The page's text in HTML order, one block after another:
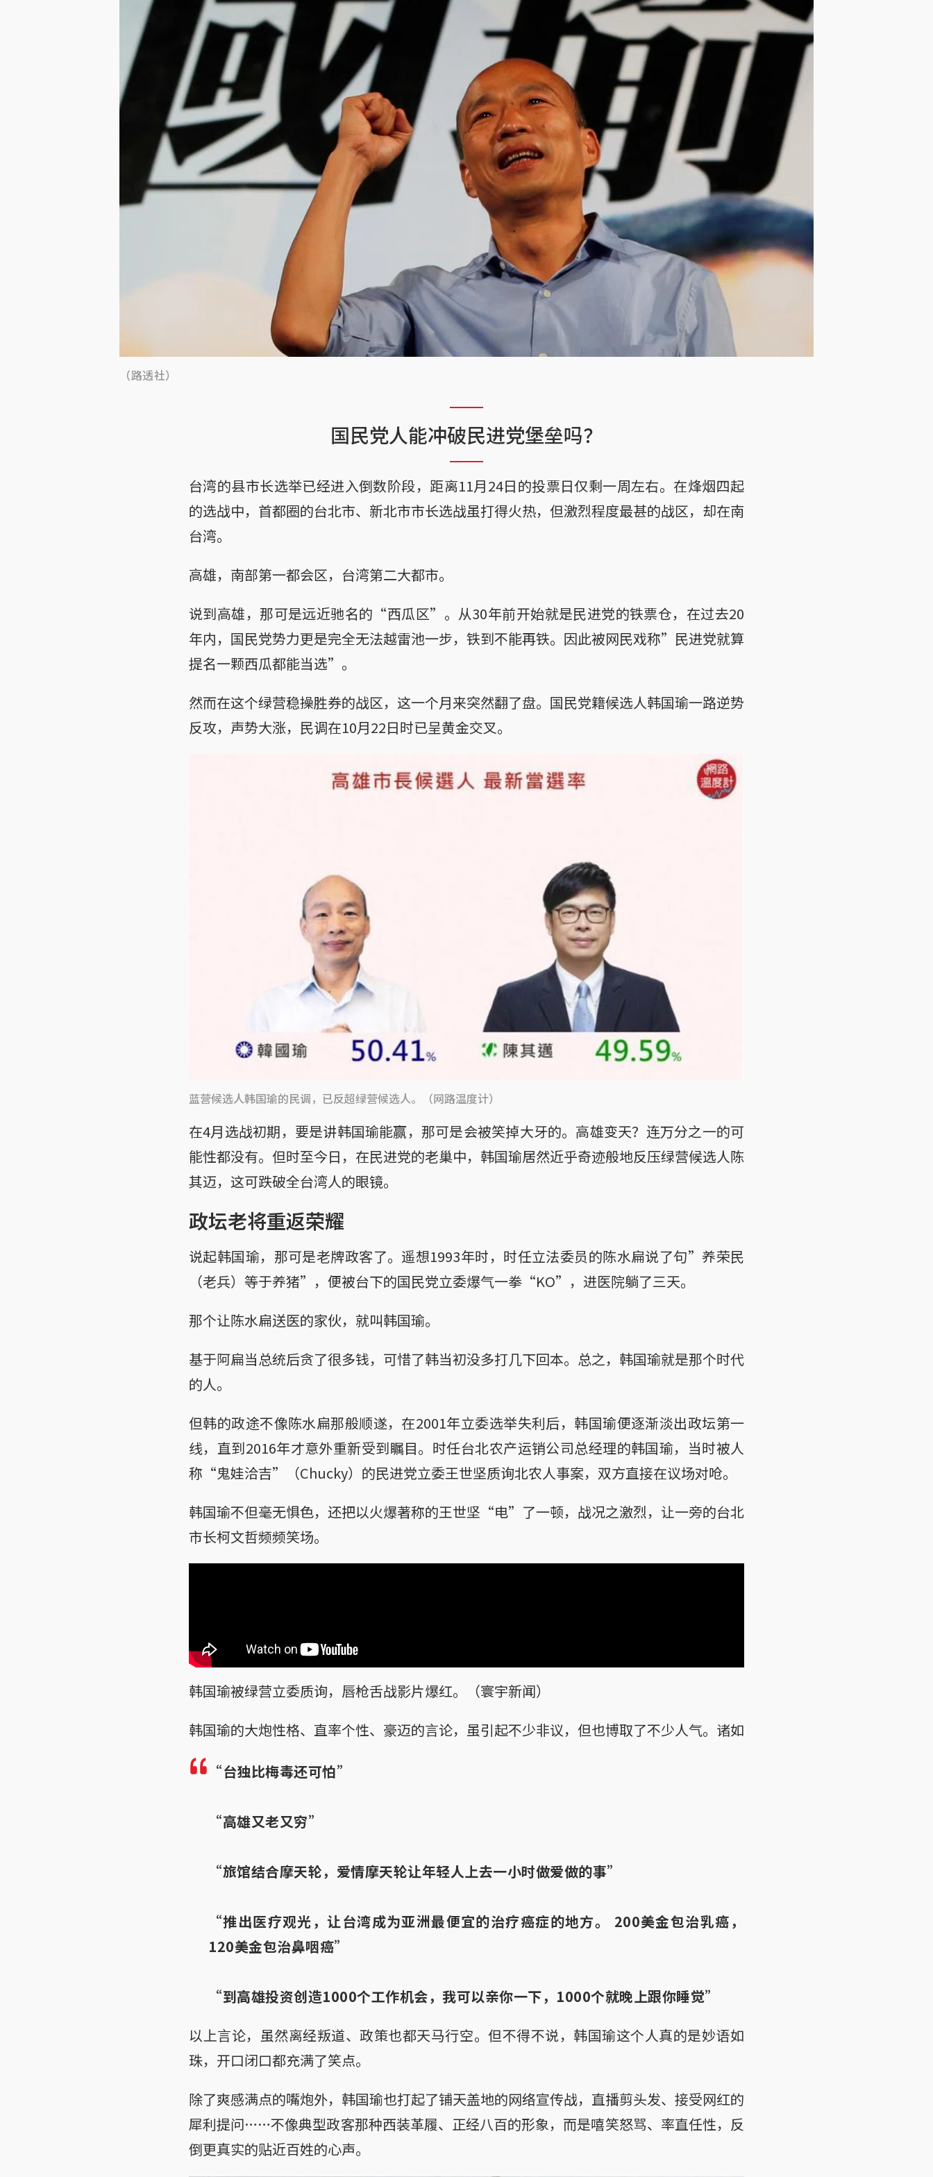
（路透社）
国民党人能冲破民进党堡垒吗？
台湾的县市长选举已经进入倒数阶段，距离11月24日的投票日仅剩一周左右。在烽烟四起
的选战中，首都圈的台北市、新北市市长选战虽打得火热，但激烈程度最甚的战区，却在南
台湾。
高雄，南部第一都会区，台湾第二大都市。
说到高雄，那可是远近驰名的“西瓜区”。从30年前开始就是民进党的铁票仓，在过去20
年内，国民党势力更是完全无法越雷池一步，铁到不能再铁。因此被网民戏称”民进党就算
提名一颗西瓜都能当选”。
然而在这个绿营稳操胜券的战区，这一个月来突然翻了盘。国民党籍候选人韩国瑜一路逆势
反攻，声势大涨，民调在10月22日时已呈黄金交叉。
蓝营候选人韩国瑜的民调，已反超绿营候选人。（网路温度计）
在4月选战初期，要是讲韩国瑜能赢，那可是会被笑掉大牙的。高雄变天？连万分之一的可
能性都没有。但时至今日，在民进党的老巢中，韩国瑜居然近乎奇迹般地反压绿营候选人陈
其迈，这可跌破全台湾人的眼镜。
政坛老将重返荣耀
说起韩国瑜，那可是老牌政客了。遥想1993年时，时任立法委员的陈水扁说了句”养荣民
（老兵）等于养猪”，便被台下的国民党立委爆气一拳“KO”，进医院躺了三天。
那个让陈水扁送医的家伙，就叫韩国瑜。
基于阿扁当总统后贪了很多钱，可惜了韩当初没多打几下回本。总之，韩国瑜就是那个时代
的人。
但韩的政途不像陈水扁那般顺遂，在2001年立委选举失利后，韩国瑜便逐渐淡出政坛第一
线，直到2016年才意外重新受到瞩目。时任台北农产运销公司总经理的韩国瑜，当时被人
称“鬼娃洽吉”（Chucky）的民进党立委王世坚质询北农人事案，双方直接在议场对呛。
韩国瑜不但毫无惧色，还把以火爆著称的王世坚“电”了一顿，战况之激烈，让一旁的台北
市长柯文哲频频笑场。
韩国瑜被绿营立委质询，唇枪舌战影片爆红。（寰宇新闻）
韩国瑜的大炮性格、直率个性、豪迈的言论，虽引起不少非议，但也博取了不少人气。诸如
“台独比梅毒还可怕”
“高雄又老又穷”
“旅馆结合摩天轮，爱情摩天轮让年轻人上去一小时做爱做的事”
“推出医疗观光，让台湾成为亚洲最便宜的治疗癌症的地方。 200美金包治乳癌，
120美金包治鼻咽癌”
“到高雄投资创造1000个工作机会，我可以亲你一下，1000个就晚上跟你睡觉”
以上言论，虽然离经叛道、政策也都天马行空。但不得不说，韩国瑜这个人真的是妙语如
珠，开口闭口都充满了笑点。
除了爽感满点的嘴炮外，韩国瑜也打起了铺天盖地的网络宣传战，直播剪头发、接受网红的
犀利提问……不像典型政客那种西装革履、正经八百的形象，而是嘻笑怒骂、率直任性，反
倒更真实的贴近百姓的心声。